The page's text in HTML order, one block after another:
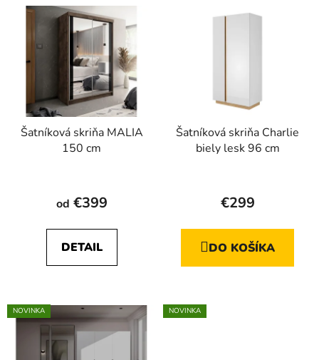
Šatníková skriňa MALIA
150 cm
od €399
DETAIL
Šatníková skriňa Charlie
biely lesk 96 cm
hodnotenie
je
4,7
z
€299
DO KOŠÍKA
NOVINKA NOVINKA